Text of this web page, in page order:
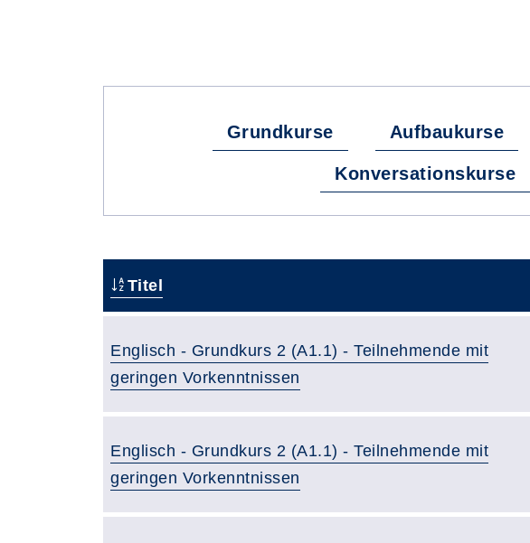
Grundkurse Aufbaukurse
Konversationskurse
Titel
Englisch - Grundkurs 2 (A1.1) - Teilnehmende mit
geringen Vorkenntnissen
Englisch - Grundkurs 2 (A1.1) - Teilnehmende mit
geringen Vorkenntnissen